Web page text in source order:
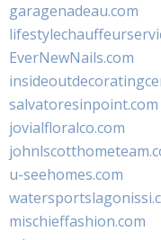
garagenadeau.com
EverNewNails.com
salvatoresinpoint.com
jovialfloralco.com
u-seehomes.com
mischieffashion.com